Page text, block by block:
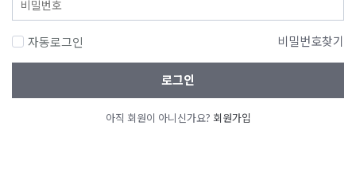
자동로그인 비밀번호찾기
로그인
아직 회원이 아니신가요? 회원가입